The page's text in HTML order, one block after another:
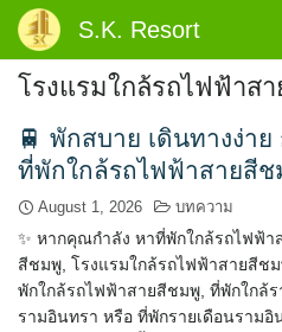
Skip
content
S.K. Resort
โรงแรมใกล้รถไฟฟ้าส
🚆 พักสบาย เดินทางง่าย
ที่พักใกล้รถไฟฟ้าสายสีช
August 1, 2026 บทความ
✨ หากคุณกำลัง หาที่พักใกล้รถไฟฟ้า
สีชมพู, โรงแรมใกล้รถไฟฟ้าสายสีช
พักใกล้รถไฟฟ้าสายสีชมพู, ที่พักใกล้
รามอินทรา หรือ ที่พักรายเดือนรามอิ